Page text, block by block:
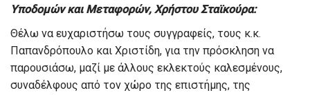
Υποδομών και Μεταφορών, Χρήστου Σταϊκούρα:
Θέλω να ευχαριστήσω τους συγγραφείς, τους κ.κ.
Παπανδρόπουλο και Χριστίδη, για την πρόσκληση να
παρουσιάσω, μαζί με άλλους εκλεκτούς καλεσμένους,
συναδέλφους από τον χώρο της επιστήμης, της